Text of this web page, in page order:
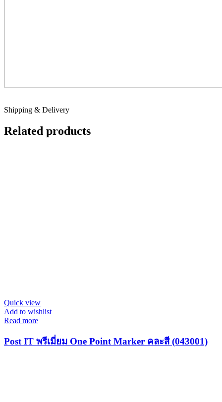
Shipping & Delivery
Related products
Quick view
Add to wishlist
Read more
Post IT พรีเมี่ยม One Point Marker คละสี (043001)